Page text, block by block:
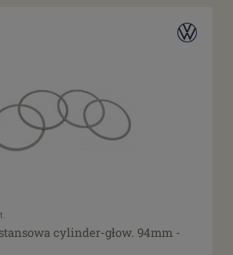
cylinder-głow. 94mm -